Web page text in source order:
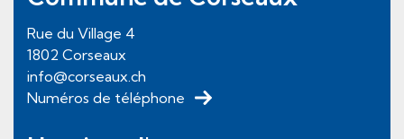
Rue du Village 4
1802 Corseaux
info@corseaux.ch
Numéros de téléphone